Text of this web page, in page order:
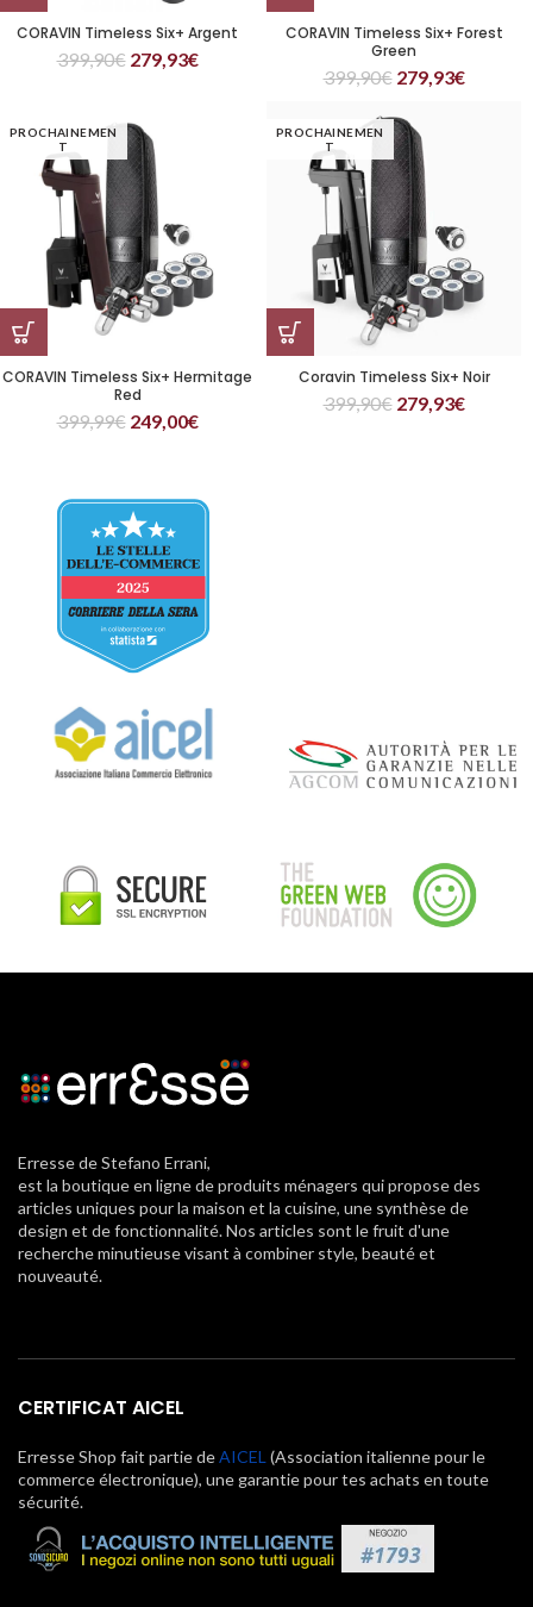
CORAVIN Timeless Six+ Argent
399,90€ 279,93€
CORAVIN Timeless Six+ Forest
Green
399,90€ 279,93€
PROCHAINEMEN
T
CORAVIN Timeless Six+ Hermitage
Red
399,99€ 249,00€
PROCHAINEMEN
T
Coravin Timeless Six+ Noir
399,90€ 279,93€
Erresse de Stefano Errani,
est la boutique en ligne de produits ménagers qui propose des
articles uniques pour la maison et la cuisine, une synthèse de
design et de fonctionnalité. Nos articles sont le fruit d'une
recherche minutieuse visant à combiner style, beauté et
nouveauté.
CERTIFICAT AICEL
Erresse Shop fait partie deAICEL (Association italienne pour le
commerce électronique), une garantie pour tes achats en toute
sécurité.